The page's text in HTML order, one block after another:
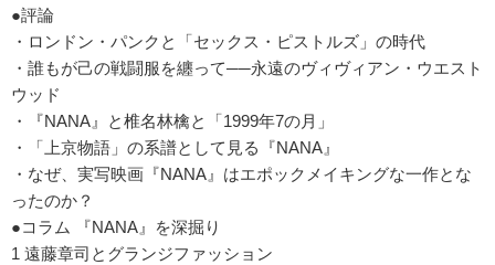
●評論
・ロンドン・パンクと「セックス・ピストルズ」の時代
・誰もが己の戦闘服を纏って──永遠のヴィヴィアン・ウエスト
ウッド
・『NANA』と椎名林檎と「1999年7の月」
・「上京物語」の系譜として見る『NANA』
・なぜ、実写映画『NANA』はエポックメイキングな一作とな
ったのか？
●コラム 『NANA』を深掘り
1 遠藤章司とグランジファッション